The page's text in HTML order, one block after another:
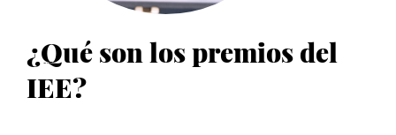
¿Qué son los premios del
IEE?